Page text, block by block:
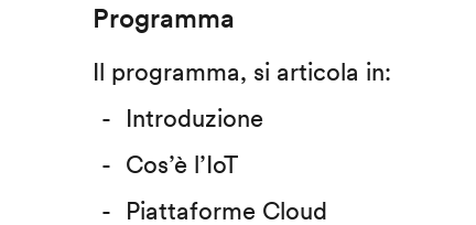
Programma
Il programma, si articola in:
Introduzione
Cos’è l’IoT
Piattaforme Cloud